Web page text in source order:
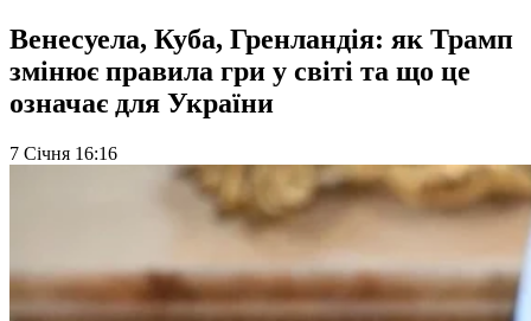
Венесуела, Куба, Гренландія: як Трамп
змінює правила гри у світі та що це
означає для України
7 Січня 16:16